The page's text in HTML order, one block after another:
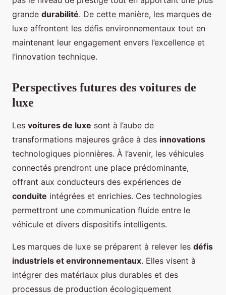
grande durabilité. De cette manière, les marques de
luxe affrontent les défis environnementaux tout en
maintenant leur engagement envers l’excellence et
l’innovation technique.
Perspectives futures des voitures de
luxe
Les voitures de luxe sont à l’aube de
transformations majeures grâce à des innovations
technologiques pionnières. À l’avenir, les véhicules
connectés prendront une place prédominante,
offrant aux conducteurs des expériences de
conduite intégrées et enrichies. Ces technologies
permettront une communication fluide entre le
véhicule et divers dispositifs intelligents.
Les marques de luxe se préparent à relever les défis
industriels et environnementaux. Elles visent à
intégrer des matériaux plus durables et des
processus de production écologiquement